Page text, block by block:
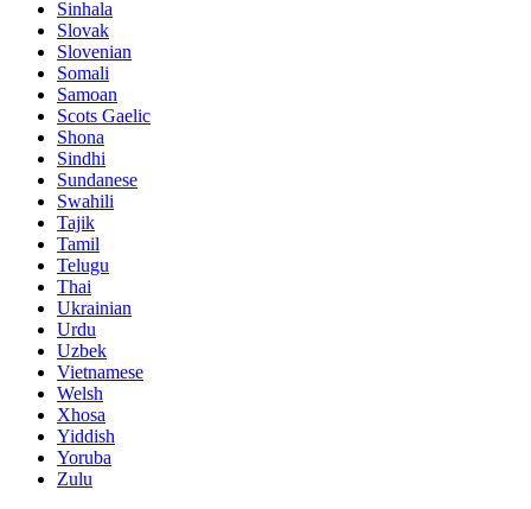
Sinhala
Slovak
Slovenian
Somali
Samoan
Scots Gaelic
Shona
Sindhi
Sundanese
Swahili
Tajik
Tamil
Telugu
Thai
Ukrainian
Urdu
Uzbek
Vietnamese
Welsh
Xhosa
Yiddish
Yoruba
Zulu